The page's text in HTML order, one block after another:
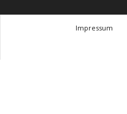
Impressum